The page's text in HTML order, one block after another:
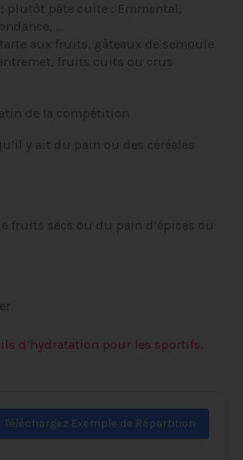
plutôt pâte cuite : Emmental,
…
tarte aux fruits, gâteaux de semoule
fruits cuits ou crus
de la compétition
y ait du pain ou des céréales
fruits secs ou du pain d’épices ou
d’hydratation pour les sportifs
Téléchargez Exemple de Répartition